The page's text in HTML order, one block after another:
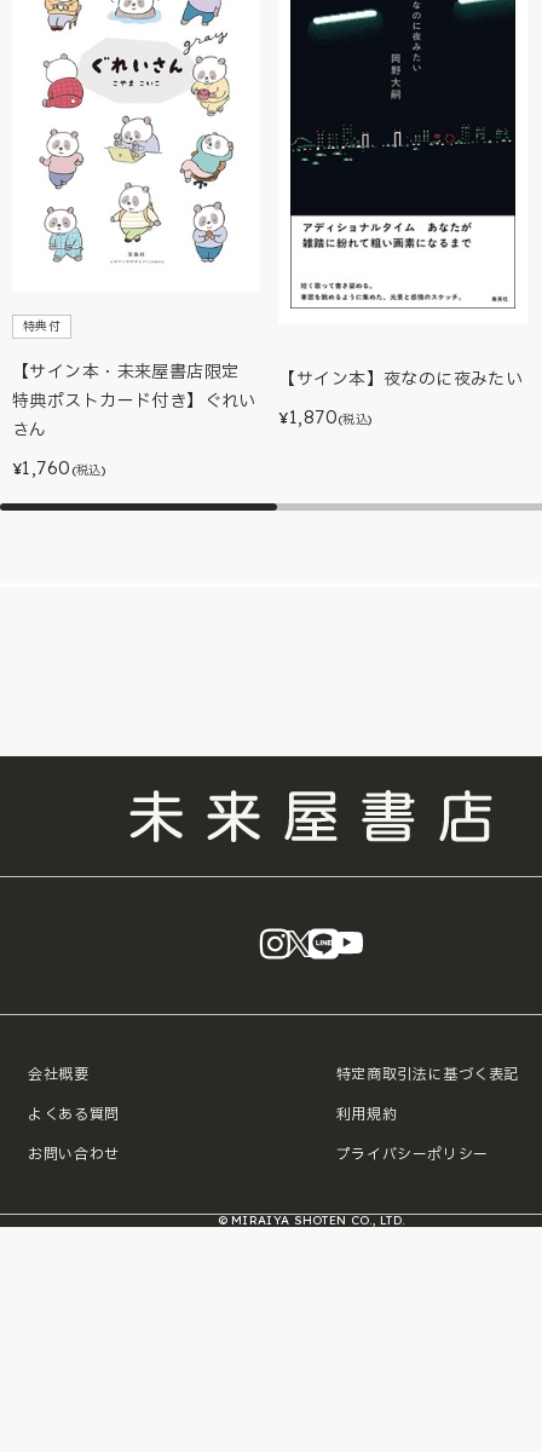
特典付
【サイン本・未来屋書店限定
特典ポストカード付き】ぐれい
さん
¥1,760 (税込)
【サイン本】夜なのに夜みたい
¥1,870(税込)
instagram
X LINE
会社概要
よくある質問
お問い合わせ
特定商取引法に基づく表記
利用規約
プライバシーポリシー
© MIRAIYA SHOTEN CO., LTD.